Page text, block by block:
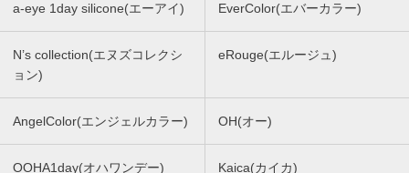
a-eye 1day silicone(エーアイ) EverColor(エバーカラー)
N’s collection(エヌズコレクシ
ョン)
eRouge(エルージュ)
AngelColor(エンジェルカラー) OH(オー)
OOHA1day(オハワンデー) Kaica(カイカ)